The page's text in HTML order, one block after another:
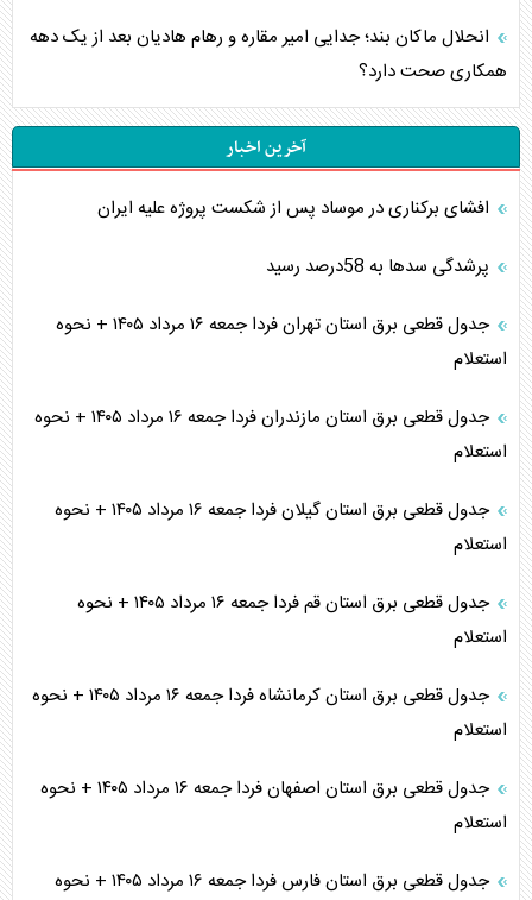
انحلال ماکان بند؛ جدایی امیر مقاره و رهام هادیان بعد از یک دهه
همکاری صحت دارد؟
آخرین اخبار
افشای برکناری در موساد پس از شکست پروژه علیه ایران
پرشدگی سدها به 58درصد رسید
جدول قطعی برق استان تهران فردا جمعه ۱۶ مرداد ۱۴۰۵ + نحوه
استعلام
جدول قطعی برق استان مازندران فردا جمعه ۱۶ مرداد ۱۴۰۵ + نحوه
استعلام
جدول قطعی برق استان گیلان فردا جمعه ۱۶ مرداد ۱۴۰۵ + نحوه
استعلام
جدول قطعی برق استان قم فردا جمعه ۱۶ مرداد ۱۴۰۵ + نحوه
استعلام
جدول قطعی برق استان کرمانشاه فردا جمعه ۱۶ مرداد ۱۴۰۵ + نحوه
استعلام
جدول قطعی برق استان اصفهان فردا جمعه ۱۶ مرداد ۱۴۰۵ + نحوه
استعلام
جدول قطعی برق استان فارس فردا جمعه ۱۶ مرداد ۱۴۰۵ + نحوه